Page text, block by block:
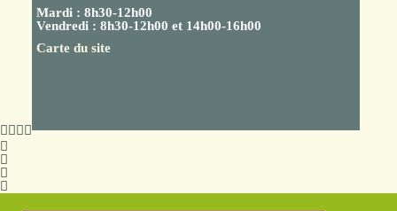
Mardi : 8h30-12h00
Vendredi : 8h30-12h00 et 14h00-16h00
Carte du site